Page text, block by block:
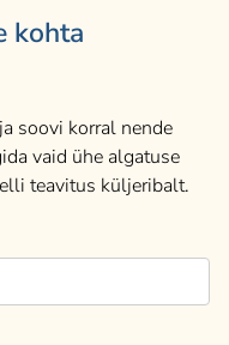
kohta
soovi korral nende
vaid ühe algatuse
teavitus küljeribalt.